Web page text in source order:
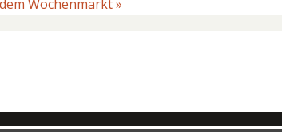
Wochenmarkt»